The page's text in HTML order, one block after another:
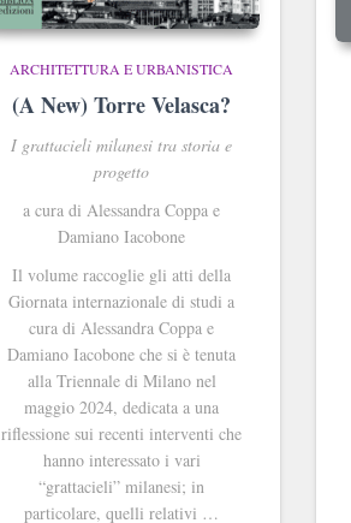
ARCHITETTURA E URBANISTICA
(A New) Torre Velasca?
I grattacieli milanesi tra storia e
progetto
a cura di Alessandra Coppa e
Damiano Iacobone
Il volume raccoglie gli atti della
Giornata internazionale di studi a
cura di Alessandra Coppa e
Damiano Iacobone che si è tenuta
alla Triennale di Milano nel
maggio 2024, dedicata a una
riflessione sui recenti interventi che
hanno interessato i vari
“grattacieli” milanesi; in
particolare, quelli relativi …